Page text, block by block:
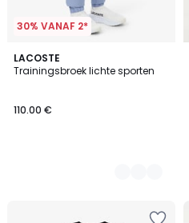
30% VANAF 2*
LACOSTE
Trainingsbroek lichte sporten
110.00 €
2
Kleuren